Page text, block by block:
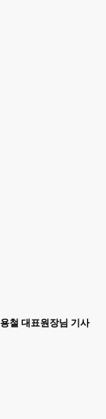
철 대표원장님 기사